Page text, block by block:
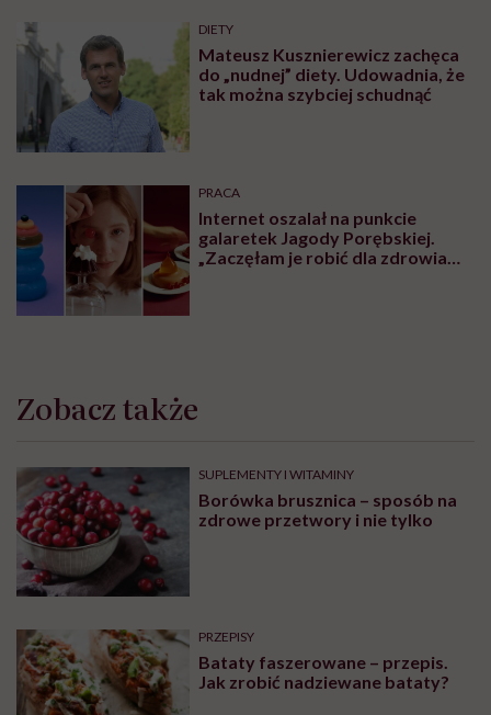
DIETY
Mateusz Kusznierewicz zachęca
do „nudnej” diety. Udowadnia, że
tak można szybciej schudnąć
PRACA
Internet oszalał na punkcie
galaretek Jagody Porębskiej.
„Zaczęłam je robić dla zdrowia
Zobacz także
SUPLEMENTY I WITAMINY
Borówka brusznica – sposób na
zdrowe przetwory i nie tylko
PRZEPISY
Bataty faszerowane – przepis.
Jak zrobić nadziewane bataty?